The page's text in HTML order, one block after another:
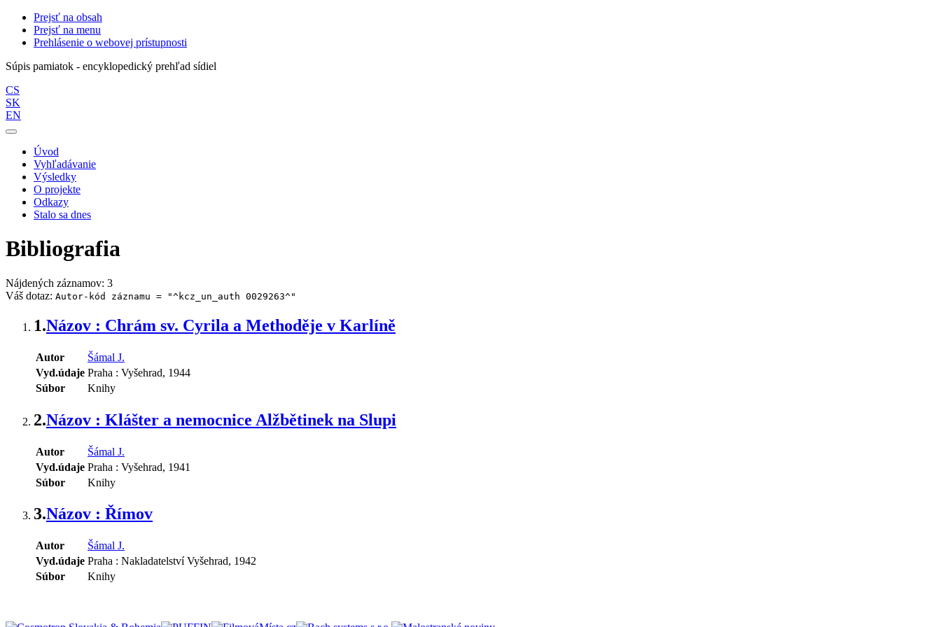
Prejsť na obsah
Prejsť na menu
Prehlásenie o webovej prístupnosti
Súpis pamiatok - encyklopedický prehľad sídiel
CS
SK
EN
Úvod
Vyhľadávanie
Výsledky
O projekte
Odkazy
Stalo sa dnes
Bibliografia
Nájdených záznamov: 3
Váš dotaz: Autor-kód záznamu = "^kcz_un_auth 0029263^"
1.Názov : Chrám sv. Cyrila a Methoděje v Karlíně
Autor
Šámal J.
Vyd.údaje Praha : Vyšehrad, 1944
Súbor
Knihy
2.Názov : Klášter a nemocnice Alžbětinek na Slupi
Autor
Šámal J.
Vyd.údaje Praha : Vyšehrad, 1941
Súbor
Knihy
3.Názov : Římov
Autor
Šámal J.
Vyd.údaje Praha : Nakladatelství Vyšehrad, 1942
Súbor
Knihy